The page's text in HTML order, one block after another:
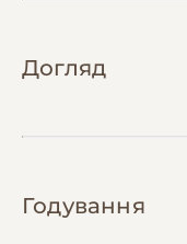
Догляд
клітка з
Годування